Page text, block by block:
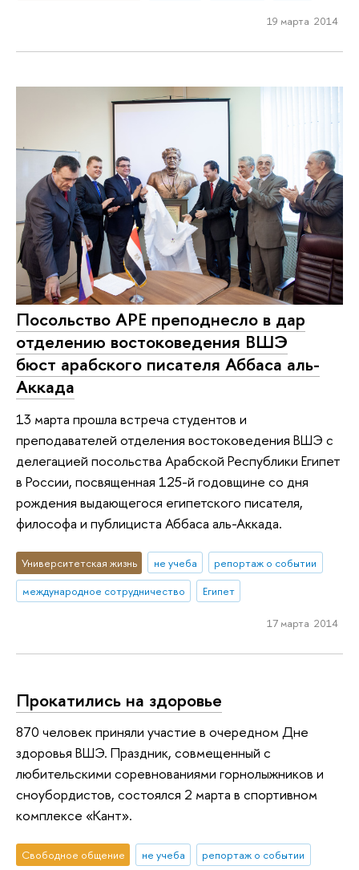
19 марта 2014
Посольство АРЕ преподнесло в дар
отделению востоковедения ВШЭ
бюст арабского писателя Аббаса аль-
Аккада
13 марта прошла встреча студентов и
преподавателей отделения востоковедения ВШЭ с
делегацией посольства Арабской Республики Египет
в России, посвященная 125-й годовщине со дня
рождения выдающегося египетского писателя,
философа и публициста Аббаса аль-Аккада.
Университетская жизнь не учеба
репортаж о событии
международное сотрудничество
Египет
17 марта 2014
Прокатились на здоровье
870 человек приняли участие в очередном Дне
здоровья ВШЭ. Праздник, совмещенный с
любительскими соревнованиями горнолыжников и
сноубордистов, состоялся 2 марта в спортивном
комплексе «Кант».
Свободное общение не учеба
репортаж о событии